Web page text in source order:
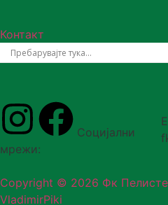
Контакт
Социјални
мрежи:
Copyright © 2026 Фк
VladimirPiki